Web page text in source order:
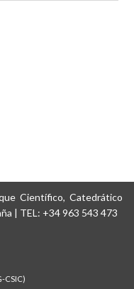
Científico, Catedrático
| TEL: +34 963 543 473
CSIC)